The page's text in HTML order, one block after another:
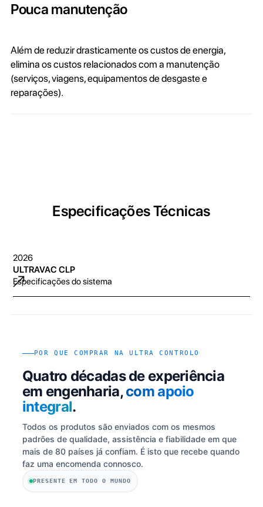
Pouca manutenção
Além de reduzir drasticamente os custos de energia,
elimina os custos relacionados com a manutenção
(serviços, viagens, equipamentos de desgaste e
reparações).
Especificações Técnicas
2026
ULTRAVAC CLP
Especificações do sistema
POR QUE COMPRAR NA ULTRA CONTROLO
Quatro décadas de experiência
em engenharia,com apoio
integral.
Todos os produtos são enviados com os mesmos
padrões de qualidade, assistência e fiabilidade em que
mais de 80 países já confiam. É isto que recebe quando
faz uma encomenda connosco.
PRESENTE EM TODO O MUNDO